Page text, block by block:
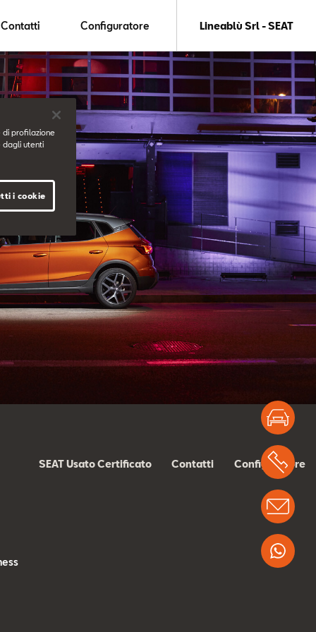
Contatti Configuratore Lineablù Srl - SEAT
SEAT Usato Certificato Contatti Configuratore
di profilazione
dagli utenti
i cookie